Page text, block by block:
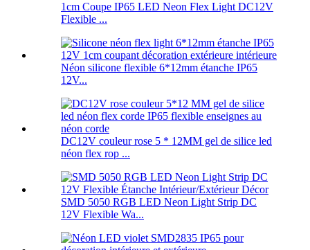
1cm Coupe IP65 LED Neon Flex Light DC12V
Flexible ...
Néon silicone flexible 6*12mm étanche IP65
12V...
DC12V couleur rose 5 * 12MM gel de silice led
néon flex rop ...
SMD 5050 RGB LED Neon Light Strip DC
12V Flexible Wa...